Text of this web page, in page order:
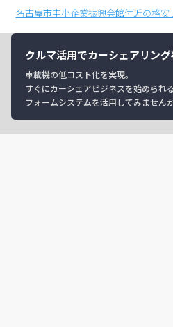
名古屋市中小企業振興会館付近の格
クルマ活用でカーシェアリン
車載機の低コスト化を実現。
すぐにカーシェアビジネスを始められ
フォームシステムを活用してみません